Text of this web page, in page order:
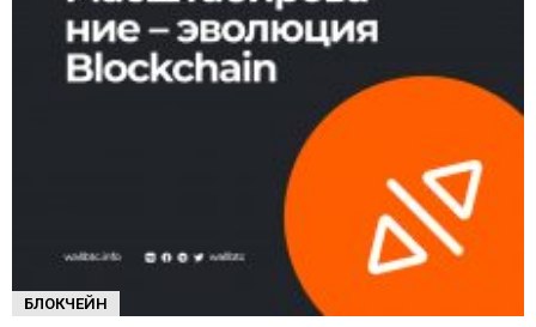
БЛОКЧЕЙН